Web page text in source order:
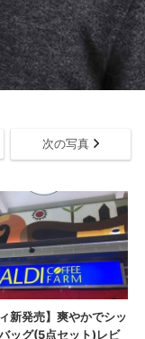
次の写真